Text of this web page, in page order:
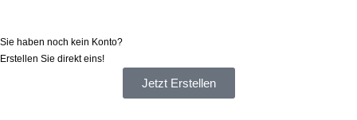
Sie haben noch kein Konto?
Erstellen Sie direkt eins!
Jetzt Erstellen